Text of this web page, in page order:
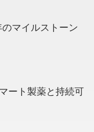
マイルストーン
ート製薬と持続可